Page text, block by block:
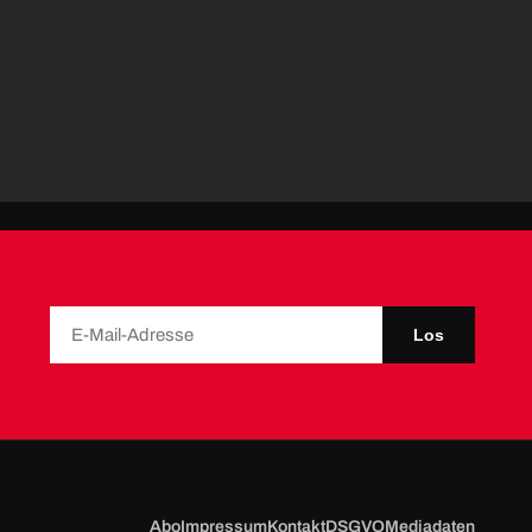
Los
AboImpressumKontaktDSGVOMediadaten